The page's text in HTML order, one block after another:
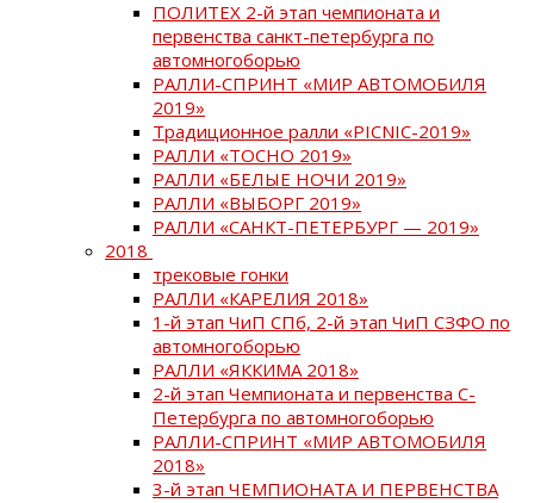
ПОЛИТЕХ 2-й этап чемпионата и
первенства санкт-петербурга по
автомногоборью
РАЛЛИ-СПРИНТ «МИР АВТОМОБИЛЯ
2019»
Традиционное ралли «PICNIC-2019»
РАЛЛИ «ТОСНО 2019»
РАЛЛИ «БЕЛЫЕ НОЧИ 2019»
РАЛЛИ «ВЫБОРГ 2019»
РАЛЛИ «САНКТ-ПЕТЕРБУРГ — 2019»
2018
трековые гонки
РАЛЛИ «КАРЕЛИЯ 2018»
1-й этап ЧиП СПб, 2-й этап ЧиП СЗФО по
автомногоборью
РАЛЛИ «ЯККИМА 2018»
2-й этап Чемпионата и первенства С-
Петербурга по автомногоборью
РАЛЛИ-СПРИНТ «МИР АВТОМОБИЛЯ
2018»
3-й этап ЧЕМПИОНАТА И ПЕРВЕНСТВА